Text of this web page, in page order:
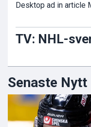
Desktop ad in article
TV: NHL-
Senaste Nytt